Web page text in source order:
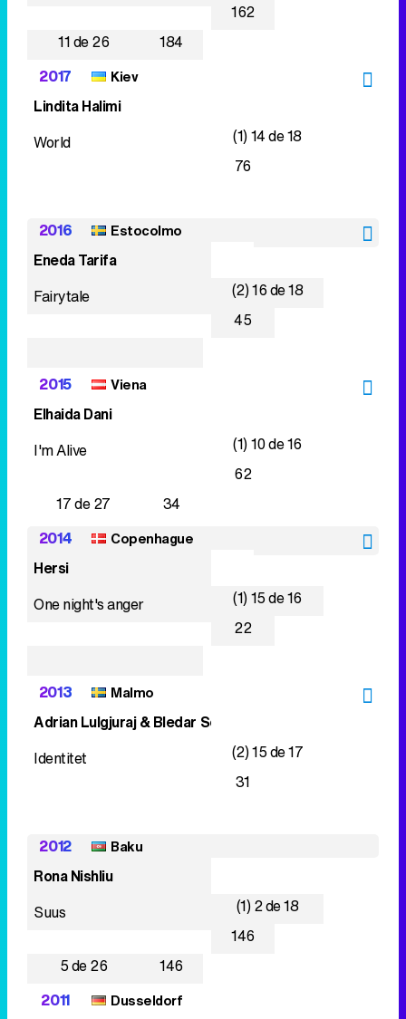
162
11 de 26
184
2017
Kiev
Lindita Halimi
World
(1) 14 de 18
76
2016 Estocolmo
Eneda Tarifa
Fairytale
(2) 16 de 18
45
2015 Viena
Elhaida Dani
I'm Alive
(1) 10 de 16
62
17 de 27
34
2014
Copenhague
Hersi
One night's anger
(1) 15 de 16
22
2013 Malmo
Adrian Lulgjuraj & Bledar Sejko
Identitet
(2) 15 de 17
31
2012 Baku
Rona Nishliu
Suus
(1) 2 de 18
146
5 de 26
146
2011
Dusseldorf